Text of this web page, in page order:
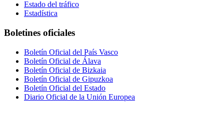
Estado del tráfico
Estadística
Boletines oficiales
Boletín Oficial del País Vasco
Boletín Oficial de Álava
Boletín Oficial de Bizkaia
Boletín Oficial de Gipuzkoa
Boletín Oficial del Estado
Diario Oficial de la Unión Europea